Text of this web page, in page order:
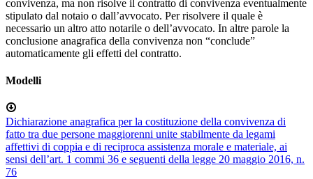
convivenza, ma non risolve il contratto di convivenza eventualmente
stipulato dal notaio o dall’avvocato. Per risolvere il quale è
necessario un altro atto notarile o dell’avvocato. In altre parole la
conclusione anagrafica della convivenza non “conclude”
automaticamente gli effetti del contratto.
Modelli
Dichiarazione anagrafica per la costituzione della convivenza di
fatto tra due persone maggiorenni unite stabilmente da legami
affettivi di coppia e di reciproca assistenza morale e materiale, ai
sensi dell’art. 1 commi 36 e seguenti della legge 20 maggio 2016, n.
76